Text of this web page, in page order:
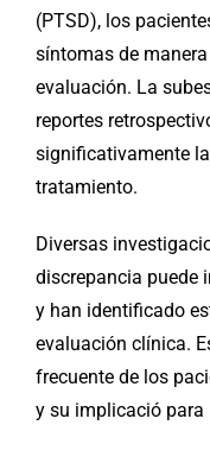
(PTSD), los
síntomas de
evaluación. La
reportes
significativamente
tratamiento.
Diversas
discrepancia puede
y han identificado
evaluación clínica.
frecuente de los
y su implicació para